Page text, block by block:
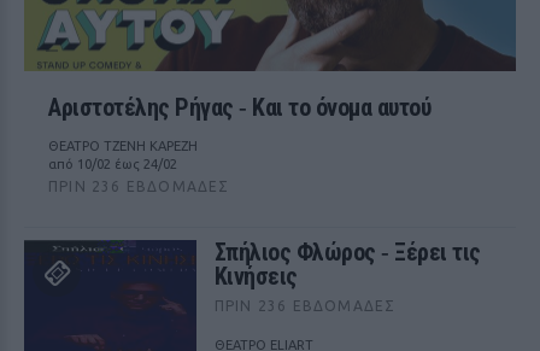
Αριστοτέλης Ρήγας ‑ Kαι το όνομα αυτού
ΘΕΑΤΡΟ ΤΖΕΝΗ ΚΑΡΕΖΗ
από 10/02 έως 24/02
ΠΡΙΝ 236 ΕΒΔΟΜΆΔΕΣ
Σπήλιος Φλώρος ‑ Ξέρει τις
Κινήσεις
ΠΡΙΝ 236 ΕΒΔΟΜΆΔΕΣ
ΘΕΑΤΡΟ ELIART